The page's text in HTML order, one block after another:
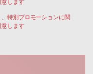
意します
特別プロモーションに関
します